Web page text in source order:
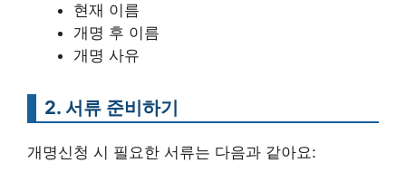
현재 이름
개명 후 이름
개명 사유
2. 서류 준비하기
개명신청 시 필요한 서류는 다음과 같아요: